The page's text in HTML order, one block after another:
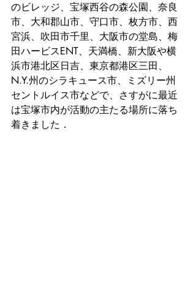
のビレッジ、宝塚西谷の森公園、奈良
市、大和郡山市、守口市、枚方市、西
宮浜、吹田市千里、大阪市の堂島、梅
田ハービスENT、天満橋、新大阪や横
浜市港北区日吉、東京都港区三田、
N.Y.州のシラキュース市、ミズリー州
セントルイス市などで、さすがに最近
は宝塚市内が活動の主たる場所に落ち
着きました．